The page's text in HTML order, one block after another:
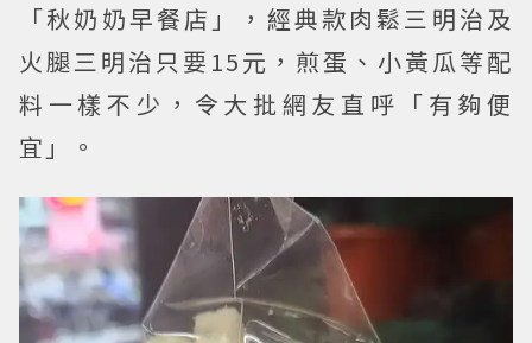
「秋奶奶早餐店」，經典款肉鬆三明治及
火腿三明治只要15元，煎蛋、小黃瓜等配
料一樣不少，令大批網友直呼「有夠便
宜」。